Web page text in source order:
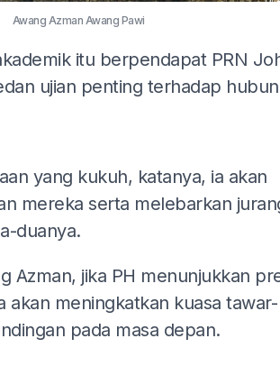
Awang Azman Awang Pawi
itu berpendapat PRN
ujian penting terhadap
yang kukuh, katanya, ia akan
mereka serta melebarkan
duanya.
Azman, jika PH menunjukkan
akan meningkatkan kuasa tawar-
pada masa depan.